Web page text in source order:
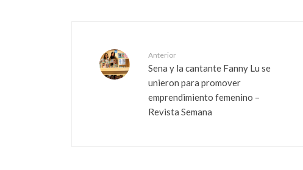
Anterior
Sena y la cantante Fanny Lu se
unieron para promover
emprendimiento femenino –
Revista Semana